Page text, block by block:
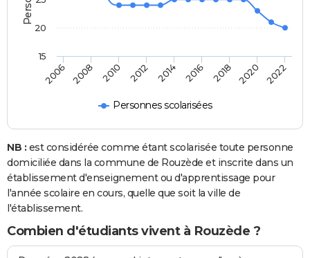
Personnes scolarisées
2006 2008 2010 2012 2014 2016 2018 2020 2022
15
20
NB : est considérée comme étant scolarisée toute personne
domiciliée dans la commune de Rouzède et inscrite dans un
établissement d'enseignement ou d'apprentissage pour
l'année scolaire en cours, quelle que soit la ville de
l'établissement.
Combien d'étudiants vivent à Rouzède ?